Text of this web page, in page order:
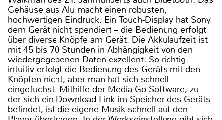
Gehäuse aus Alu macht einen robusten,
hochwertigen Eindruck. Ein Touch-Display hat Sony
dem Gerät nicht spendiert – die Bedienung erfolgt
über diverse Knöpfe am Gerät. Die Akkulaufzeit ist
mit 45 bis 70 Stunden in Abhängigkeit von den
wiedergegebenen Daten exzellent. So richtig
intuitiv erfolgt die Bedienung des Geräts mit den
Knöpfen nicht, aber man hat sich schnell
eingefuchst. Mithilfe der Media-Go-Software, zu
der sich ein Download-Link im Speicher des Geräts
befindet, ist die eigene Musik schnell auf den